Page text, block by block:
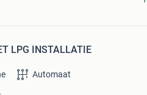
LPG INSTALLATIE
Automaat